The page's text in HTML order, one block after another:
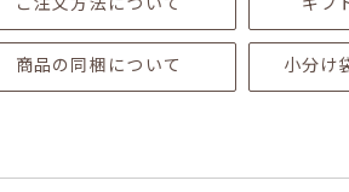
ご注文方法について ギフ
商品の同梱について 小分け